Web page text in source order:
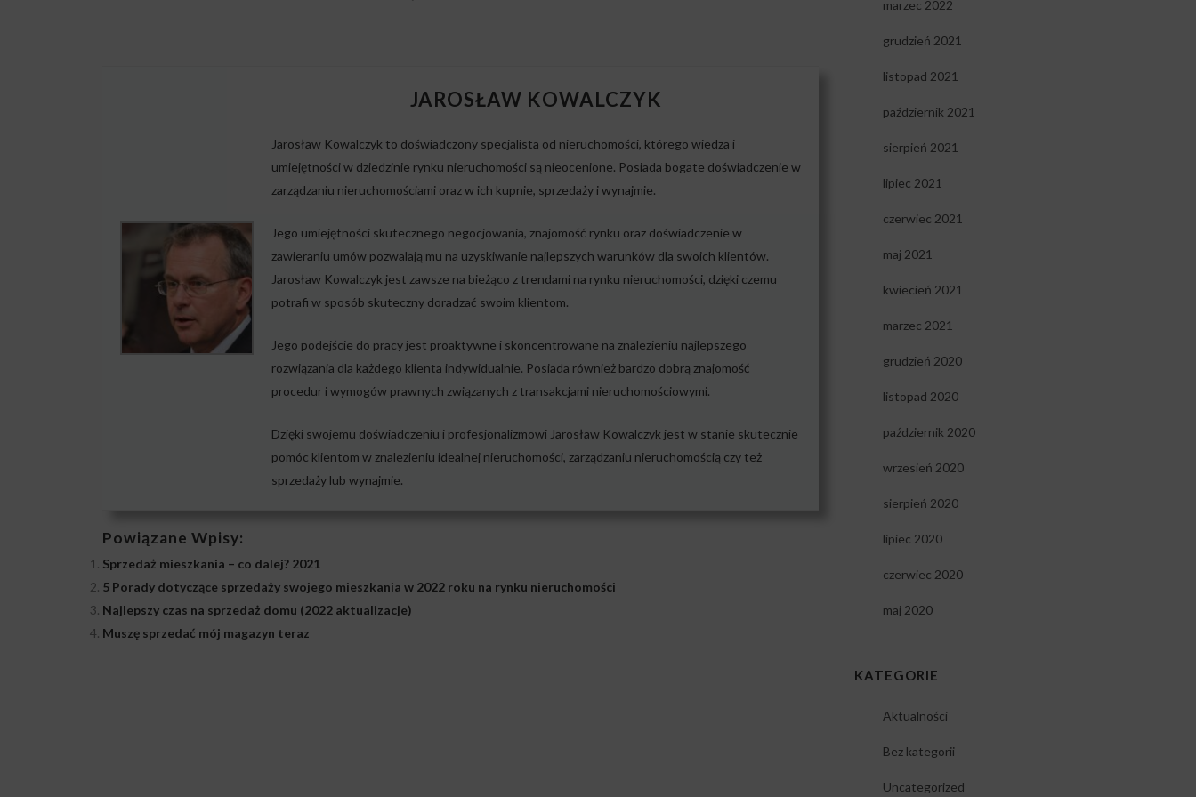
JAROSŁAW KOWALCZYK
Jarosław Kowalczyk to doświadczony specjalista od nieruchomości, którego wiedza i
umiejętności w dziedzinie rynku nieruchomości są nieocenione. Posiada bogate doświadczenie w
zarządzaniu nieruchomościami oraz w ich kupnie, sprzedaży i wynajmie.
Jego umiejętności skutecznego negocjowania, znajomość rynku oraz doświadczenie w
zawieraniu umów pozwalają mu na uzyskiwanie najlepszych warunków dla swoich klientów.
Jarosław Kowalczyk jest zawsze na bieżąco z trendami na rynku nieruchomości, dzięki czemu
potrafi w sposób skuteczny doradzać swoim klientom.
Jego podejście do pracy jest proaktywne i skoncentrowane na znalezieniu najlepszego
rozwiązania dla każdego klienta indywidualnie. Posiada również bardzo dobrą znajomość
procedur i wymogów prawnych związanych z transakcjami nieruchomościowymi.
Dzięki swojemu doświadczeniu i profesjonalizmowi Jarosław Kowalczyk jest w stanie skutecznie
pomóc klientom w znalezieniu idealnej nieruchomości, zarządzaniu nieruchomością czy też
sprzedaży lub wynajmie.
Powiązane Wpisy:
Sprzedaż mieszkania – co dalej? 2021
5 Porady dotyczące sprzedaży swojego mieszkania w 2022 roku na rynku nieruchomości
Najlepszy czas na sprzedaż domu (2022 aktualizacje)
Muszę sprzedać mój magazyn teraz
marzec 2022
grudzień 2021
listopad 2021
październik 2021
sierpień 2021
lipiec 2021
czerwiec 2021
maj 2021
kwiecień 2021
marzec 2021
grudzień 2020
listopad 2020
październik 2020
wrzesień 2020
sierpień 2020
lipiec 2020
czerwiec 2020
maj 2020
KATEGORIE
Aktualności
Bez kategorii
Uncategorized